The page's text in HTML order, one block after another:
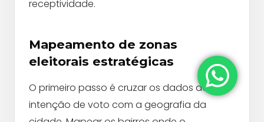
receptividade.
Mapeamento de zonas
eleitorais estratégicas
O primeiro passo é cruzar os dados de
intenção de voto com a geografia da